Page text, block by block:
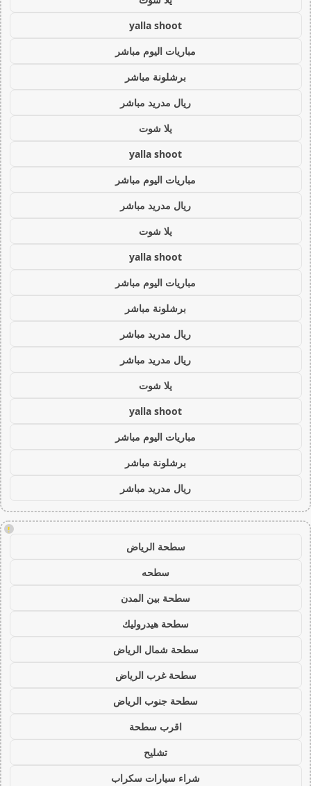
yalla shoot
مباريات اليوم مباشر
برشلونة مباشر
ريال مدريد مباشر
يلا شوت
yalla shoot
مباريات اليوم مباشر
ريال مدريد مباشر
يلا شوت
yalla shoot
مباريات اليوم مباشر
برشلونة مباشر
ريال مدريد مباشر
ريال مدريد مباشر
يلا شوت
yalla shoot
مباريات اليوم مباشر
برشلونة مباشر
ريال مدريد مباشر
!
سطحة الرياض
سطحه
سطحة بين المدن
سطحة هيدروليك
سطحة شمال الرياض
سطحة غرب الرياض
سطحة جنوب الرياض
اقرب سطحة
تشليح
شراء سيارات سكراب